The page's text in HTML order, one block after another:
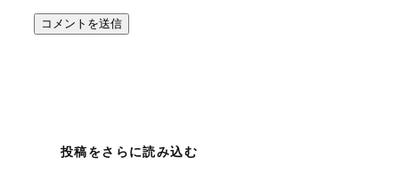
投稿をさらに読み込む